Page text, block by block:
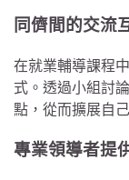
同儕間的交流
在就業輔導課程
式。透過小組討
點，從而擴展自
專業領導者提